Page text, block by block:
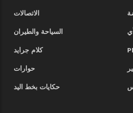
الاتصالات
السياحة والطيران
كلام جرايد
حوارات
حكايات بخط اليد